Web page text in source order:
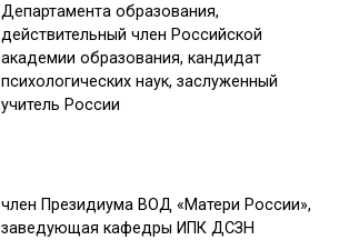
Департамента образования,
действительный член Российской
академии образования, кандидат
психологических наук, заслуженный
учитель России
член Президиума ВОД «Матери России»,
заведующая кафедры ИПК ДСЗН